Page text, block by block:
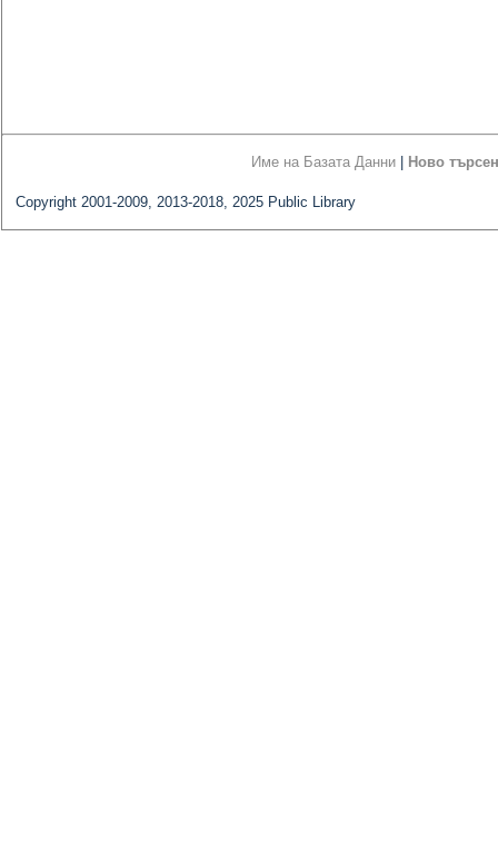
Име на Базата Данни Ново
Copyright 2001-2009, 2013-2018, 2025 Public Library